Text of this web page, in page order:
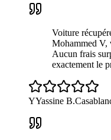
Voiture
Mohammed V,
Aucun frais
exactement le
YYassine B.